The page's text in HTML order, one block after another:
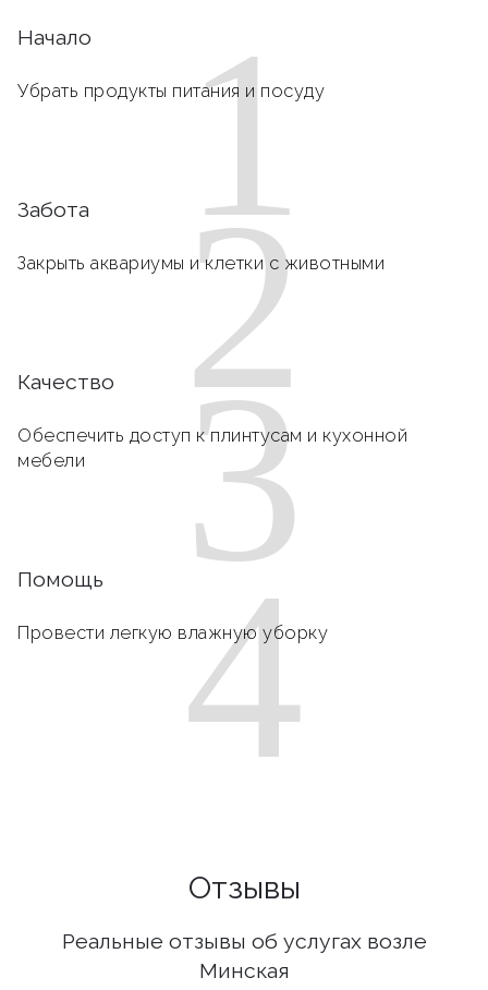
1
Начало
Убрать продукты питания и посуду
2
Забота
Закрыть аквариумы и клетки с животными
3
Качество
Обеспечить доступ к плинтусам и кухонной
мебели
4
Помощь
Провести легкую влажную уборку
Отзывы
Реальные отзывы об услугах возле
Минская